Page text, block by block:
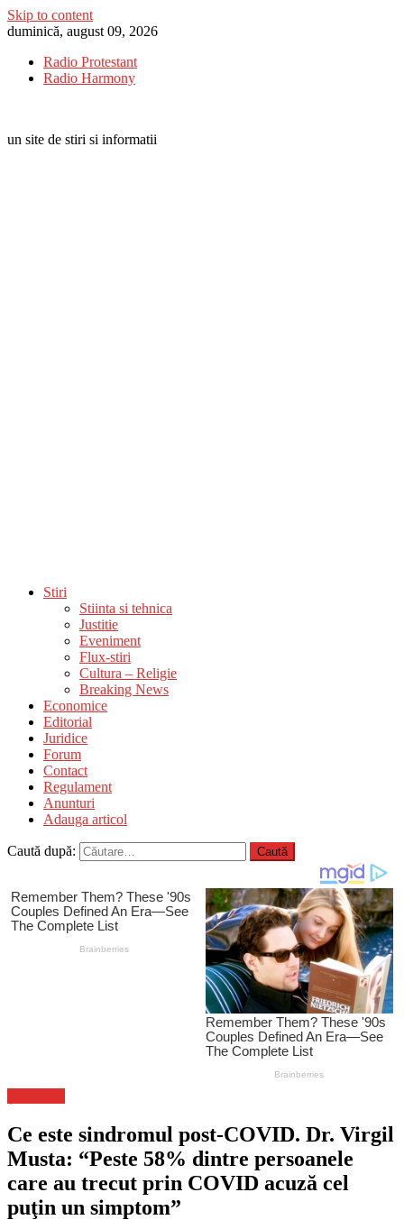
Skip to content
duminică, august 09, 2026
Radio Protestant
Radio Harmony
un site de stiri si informatii
Stiri
Stiinta si tehnica
Justitie
Eveniment
Flux-stiri
Cultura – Religie
Breaking News
Economice
Editorial
Juridice
Forum
Contact
Regulament
Anunturi
Adauga articol
Caută după:
Ce este sindromul post-COVID. Dr. Virgil
Musta: “Peste 58% dintre persoanele
care au trecut prin COVID acuză cel
puţin un simptom”